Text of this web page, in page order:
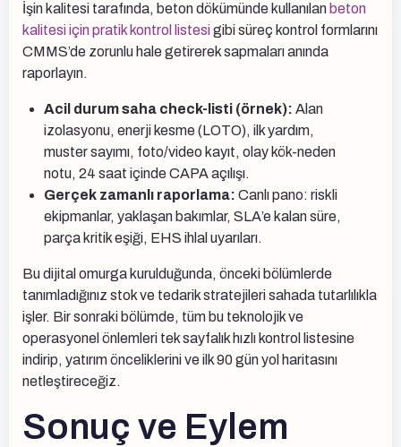
İşin kalitesi tarafında, beton dökümünde kullanılan beton
kalitesi için pratik kontrol listesigibi süreç kontrol formlarını
CMMS’de zorunlu hale getirerek sapmaları anında
raporlayın.
Acil durum saha check-listi (örnek): Alan
izolasyonu, enerji kesme (LOTO), ilk yardım,
muster sayımı, foto/video kayıt, olay kök-neden
notu, 24 saat içinde CAPA açılışı.
Gerçek zamanlı raporlama: Canlı pano: riskli
ekipmanlar, yaklaşan bakımlar, SLA’e kalan süre,
parça kritik eşiği, EHS ihlal uyarıları.
Bu dijital omurga kurulduğunda, önceki bölümlerde
tanımladığınız stok ve tedarik stratejileri sahada tutarlılıkla
işler. Bir sonraki bölümde, tüm bu teknolojik ve
operasyonel önlemleri tek sayfalık hızlı kontrol listesine
indirip, yatırım önceliklerini ve ilk 90 gün yol haritasını
netleştireceğiz.
Sonuç ve Eylem